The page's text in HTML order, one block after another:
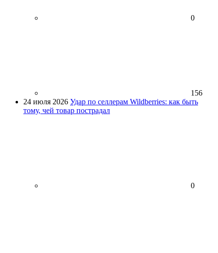
0
156
24 июля 2026 Удар по селлерам Wildberries: как быть
тому, чей товар пострадал
0